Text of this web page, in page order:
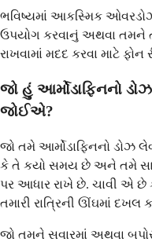
ભવિષ્યમાં આકસ્મિક
ઉપયોગ કરવાનું અથવા તમને
રાખવામાં મદદ કરવા માટે ફોન
જો હું આર્મોડાફિનનો
જોઈએ?
જો તમે આર્મોડાફિનનો ડોઝ
કે તે કયો સમય છે અને તમે
પર આધાર રાખે છે. ચાવી એ છે
તમારી રાત્રિની ઊંઘમાં દખલ
જો તમને સવારમાં અથવા